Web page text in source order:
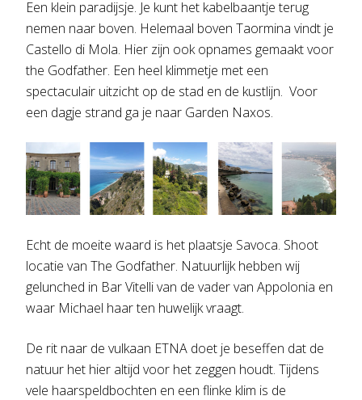
Een klein paradijsje. Je kunt het kabelbaantje terug
nemen naar boven. Helemaal boven Taormina vindt je
Castello di Mola. Hier zijn ook opnames gemaakt voor
the Godfather. Een heel klimmetje met een
spectaculair uitzicht op de stad en de kustlijn. Voor
een dagje strand ga je naar Garden Naxos.
Echt de moeite waard is het plaatsje Savoca. Shoot
locatie van The Godfather. Natuurlijk hebben wij
gelunched in Bar Vitelli van de vader van Appolonia en
waar Michael haar ten huwelijk vraagt.
De rit naar de vulkaan ETNA doet je beseffen dat de
natuur het hier altijd voor het zeggen houdt. Tijdens
vele haarspeldbochten en een flinke klim is de